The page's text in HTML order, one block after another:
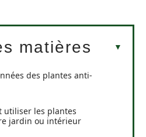
matières
des plantes anti-
utiliser les plantes
jardin ou intérieur